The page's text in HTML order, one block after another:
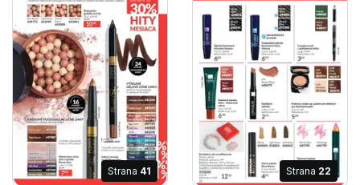
Strana 41 Strana 22